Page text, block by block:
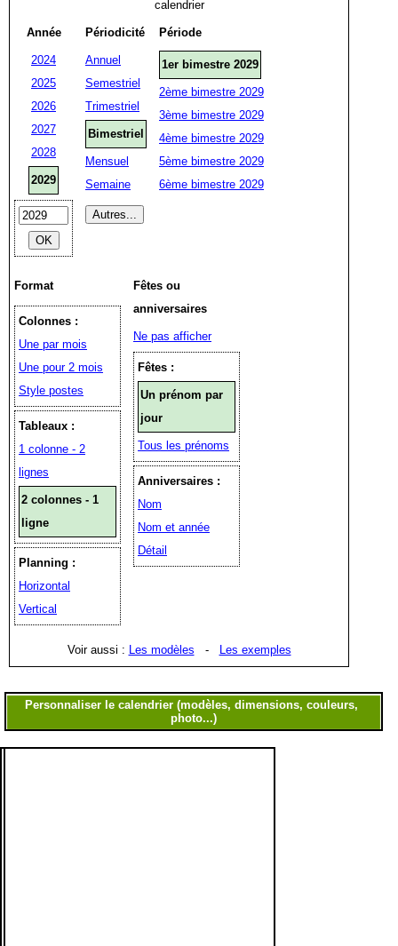
calendrier
Année
2024
2025
2026
2027
2028
2029
Périodicité
Annuel
Semestriel
Trimestriel
Bimestriel
Mensuel
Semaine
Période
1er bimestre 2029
2ème bimestre 2029
3ème bimestre 2029
4ème bimestre 2029
5ème bimestre 2029
6ème bimestre 2029
Format
Colonnes :
Une par mois
Une pour 2 mois
Style postes
Tableaux :
1 colonne - 2
lignes
2 colonnes - 1
ligne
Planning :
Horizontal
Vertical
Fêtes ou
anniversaires
Ne pas afficher
Fêtes :
Un prénom par
jour
Tous les prénoms
Anniversaires :
Nom
Nom et année
Détail
Voir aussi : Les modèles - Les exemples